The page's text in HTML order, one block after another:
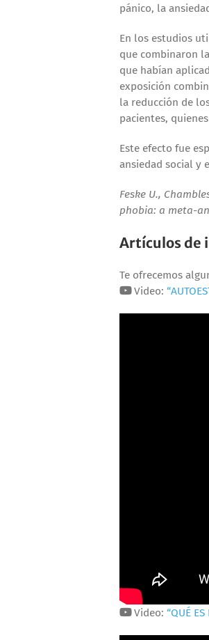
pánico, la
En los estudios
que combinaron
que habían
exposición
la reducción de
pacientes,
Este efecto fue
ansiedad social y
Feske U.,
phobia: a meta-
Artículos de
Te ofrecemos
Video:
Video: “QUÉ ES